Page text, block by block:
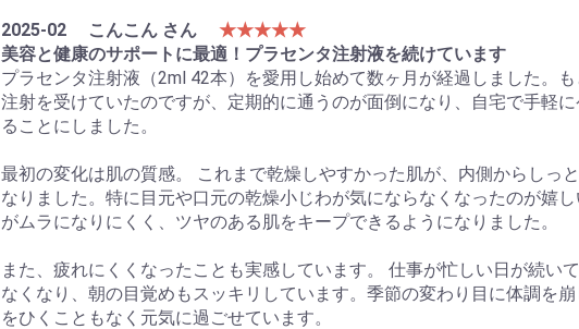
2025-02
こんこん さん
★★★★★
美容と健康のサポートに最適！プラセンタ注射液を続けています
プラセンタ注射液（2ml 42本）を愛用し始めて数ヶ月が経過しました。
注射を受けていたのですが、定期的に通うのが面倒になり、自宅で手軽
ることにしました。
最初の変化は肌の質感。 これまで乾燥しやすかった肌が、内側からしっ
なりました。特に目元や口元の乾燥小じわが気にならなくなったのが嬉
がムラになりにくく、ツヤのある肌をキープできるようになりました。
また、疲れにくくなったことも実感しています。 仕事が忙しい日が続い
なくなり、朝の目覚めもスッキリしています。季節の変わり目に体調を
をひくこともなく元気に過ごせています。